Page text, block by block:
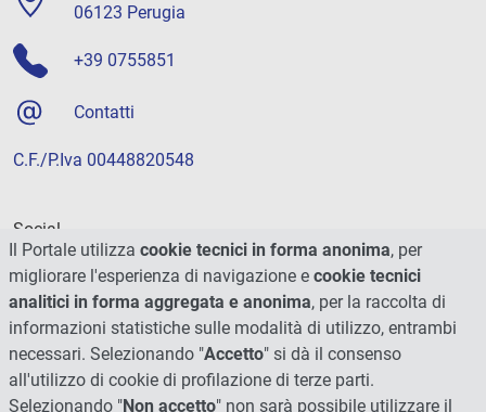
06123 Perugia
+39 0755851
Contatti
C.F./P.Iva 00448820548
Social
Il Portale utilizza cookie tecnici in forma anonima, per
migliorare l'esperienza di navigazione e cookie tecnici
analitici in forma aggregata e anonima, per la raccolta di
informazioni statistiche sulle modalità di utilizzo, entrambi
necessari. Selezionando "Accetto" si dà il consenso
all'utilizzo di cookie di profilazione di terze parti.
Selezionando "Non accetto" non sarà possibile utilizzare il